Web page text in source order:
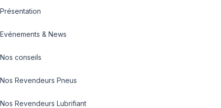
Présentation
Evénements & News
Nos conseils
Nos Revendeurs Pneus
Nos Revendeurs Lubrifiant